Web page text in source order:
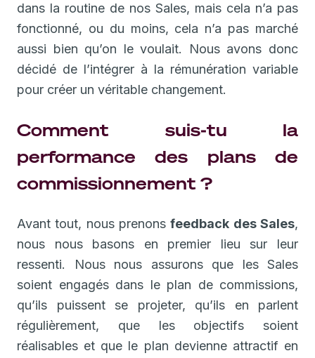
dans la routine de nos Sales, mais cela n’a pas
fonctionné, ou du moins, cela n’a pas marché
aussi bien qu’on le voulait. Nous avons donc
décidé de l’intégrer à la rémunération variable
pour créer un véritable changement.
Comment suis-tu la
performance des plans de
commissionnement ?
Avant tout, nous prenonsfeedback des Sales,
nous nous basons en premier lieu sur leur
ressenti. Nous nous assurons que les Sales
soient engagés dans le plan de commissions,
qu’ils puissent se projeter, qu’ils en parlent
régulièrement, que les objectifs soient
réalisables et que le plan devienne attractif en